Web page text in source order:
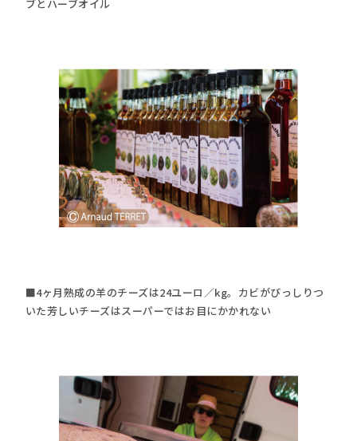
ブとハーブオイル
■4ヶ月熟成の羊のチーズは24ユーロ／kg。カビがびっしりつ
いた芳しいチーズはスーパーではお目にかかれない